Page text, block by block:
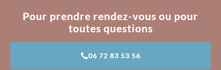
Pour prendre rendez-vous ou pour
toutes questions
06 72 83 53 56